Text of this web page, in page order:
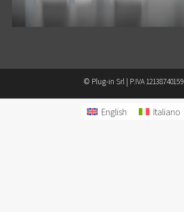
© Plug-in Srl | P.IVA 12138740159
English Italiano